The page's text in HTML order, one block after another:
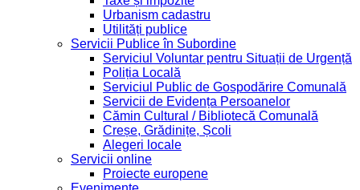
Urbanism cadastru
Utilități publice
Servicii Publice în Subordine
Serviciul Voluntar pentru Situații de Urgență
Poliția Locală
Serviciul Public de Gospodărire Comunală
Servicii de Evidența Persoanelor
Cămin Cultural / Bibliotecă Comunală
Creșe, Grădinițe, Școli
Alegeri locale
Servicii online
Proiecte europene